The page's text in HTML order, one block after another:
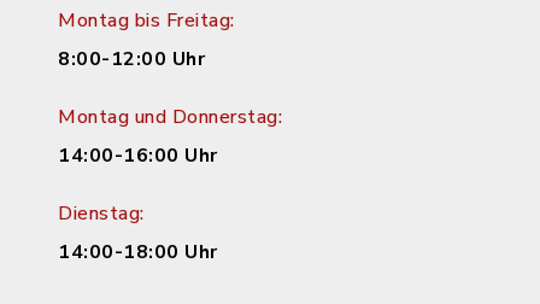
Montag bis Freitag:
8:00-12:00 Uhr
Montag und Donnerstag:
14:00-16:00 Uhr
Dienstag:
14:00-18:00 Uhr